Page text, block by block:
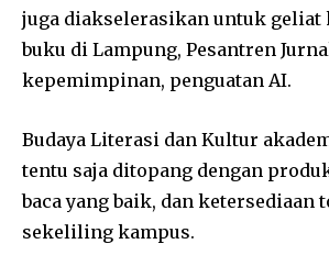
juga diakselerasikan untuk geliat
buku di Lampung, Pesantren
kepemimpinan, penguatan AI.
Budaya Literasi dan Kultur
tentu saja ditopang dengan
baca yang baik, dan ketersediaan
sekeliling kampus.